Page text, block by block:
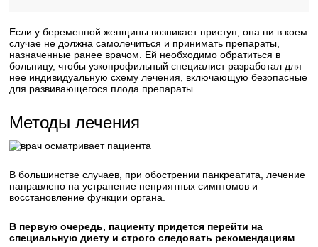
Если у беременной женщины возникает приступ, она ни в коем
случае не должна самолечиться и принимать препараты,
назначенные ранее врачом. Ей необходимо обратиться в
больницу, чтобы узкопрофильный специалист разработал для
нее индивидуальную схему лечения, включающую безопасные
для развивающегося плода препараты.
Методы лечения
В большинстве случаев, при обострении панкреатита, лечение
направлено на устранение неприятных симптомов и
восстановление функции органа.
В первую очередь, пациенту придется перейти на
специальную диету и строго следовать рекомендациям